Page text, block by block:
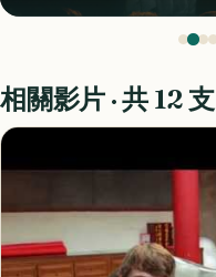
相關影片 · 共 12 支